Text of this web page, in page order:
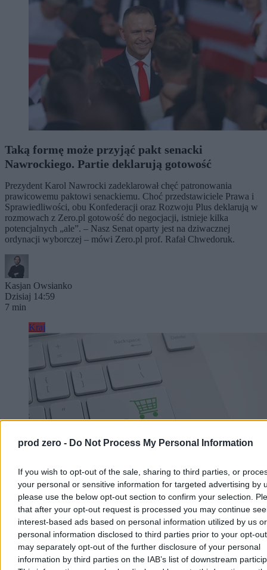
prod zero - Do Not Process My Personal Information
If you wish to opt-out of the sale, sharing to third parties, or
your personal or sensitive information for targeted advertising by
please use the below opt-out section to confirm your selection.
that after your opt-out request is processed you may continue
interest-based ads based on personal information utilized by us or
personal information disclosed to third parties prior to your opt-
may separately opt-out of the further disclosure of your personal
information by third parties on the IAB’s list of downstream
Taką formę może przyjąć pakt senacki
Nawrockiego. Partie deklarują gotowość
Prezydent Karol Nawrocki zadeklarował chęć patronowania
prawicowemu paktowi senackiemu. Choć przedstawiciele Prawa i
Sprawiedliwości, obu Konfederacji oraz Rozwoju Plus deklarują w
rozmowach z Zero.pl gotowość do negocjacji, istnieje kilka
potencjalnych „ale”. – Nasz Senat oparty jest na dziwacznej
ordynacji wyborczej – mówi Zero.pl prof. Rafał Chwedoruk.
Kasjan Owsianko
Dzisiaj 14:59
7 min
Kraj
Zakupy online stały się systemem. Wygrywają ci,
którzy znają zasady
Zakupy w internecie miały być proste: znaleźć produkt, porównać
cenę, dodać do koszyka i zapłacić. W praktyce coraz częściej